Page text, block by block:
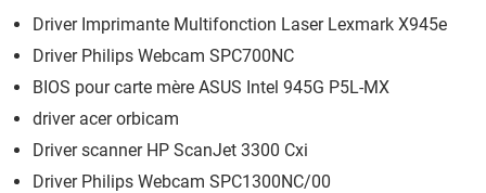
Driver Imprimante Multifonction Laser Lexmark X945e
Driver Philips Webcam SPC700NC
BIOS pour carte mère ASUS Intel 945G P5L-MX
driver acer orbicam
Driver scanner HP ScanJet 3300 Cxi
Driver Philips Webcam SPC1300NC/00